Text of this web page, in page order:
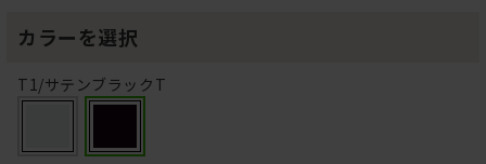
カラーを選択
T1/サテンブラックT